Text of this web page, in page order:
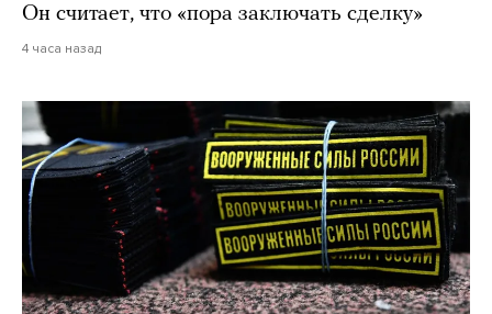
Он считает, что «пора заключать сделку»
4 часа назад